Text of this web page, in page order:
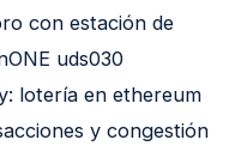
con estación de
uds030
lotería en ethereum
y congestión